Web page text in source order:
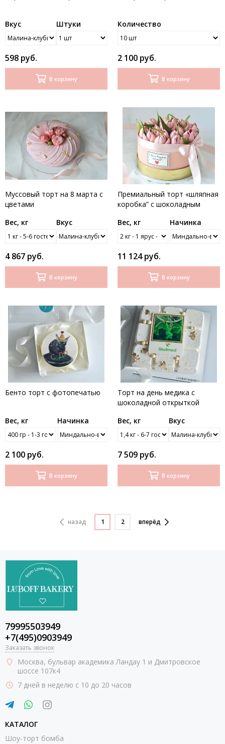
Вкус Штуки
598 руб.
В корзину
Количество
2 100 руб.
В корзину
Муссовый торт на 8 марта с
цветами
Вес, кг
Вкус
4 867 руб.
В корзину
Премиальный торт «шляпная
коробка” с шоколадным
тюльпанами 2 кг
Вес, кг Начинка
11 124 руб.
В корзину
Бенто торт с фотопечатью
Вес, кг Начинка
2 100 руб.
В корзину
Торт на день медика с
шоколадной открыткой
Вес, кг
Вкус
7 509 руб.
В корзину
назад 1 2 вперёд
79995503949
+7(495)0903949
Заказать звонок
Москва, бульвар академика Ландау 1 и Дмитровское
шоссе 107к4
7 дней в неделю с 10 до 20 часов
КАТАЛОГ
Шоу-торт бомба